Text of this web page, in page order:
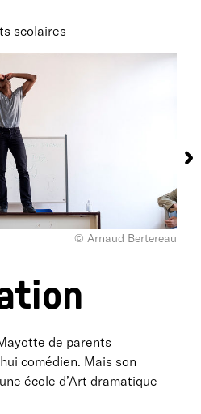
scolaires
© Arnaud Bertereau
de parents
comédien. Mais son
école d’Art dramatique